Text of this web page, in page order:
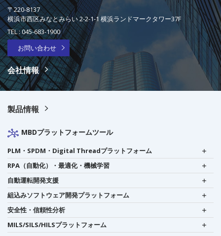
〒220-8137
横浜市西区みなとみらい 2-2-1-1 横浜ランドマークタワー37F
TEL :045-683-1900
お問い合わせ
会社情報
製品情報
MBDプラットフォームツール
PLM・SPDM・Digital Threadプラットフォーム
RPA（自動化）・最適化・機械学習
自動運転開発支援
組込みソフトウェア開発プラットフォーム
安全性・信頼性分析
MILS/SILS/HILSプラットフォーム